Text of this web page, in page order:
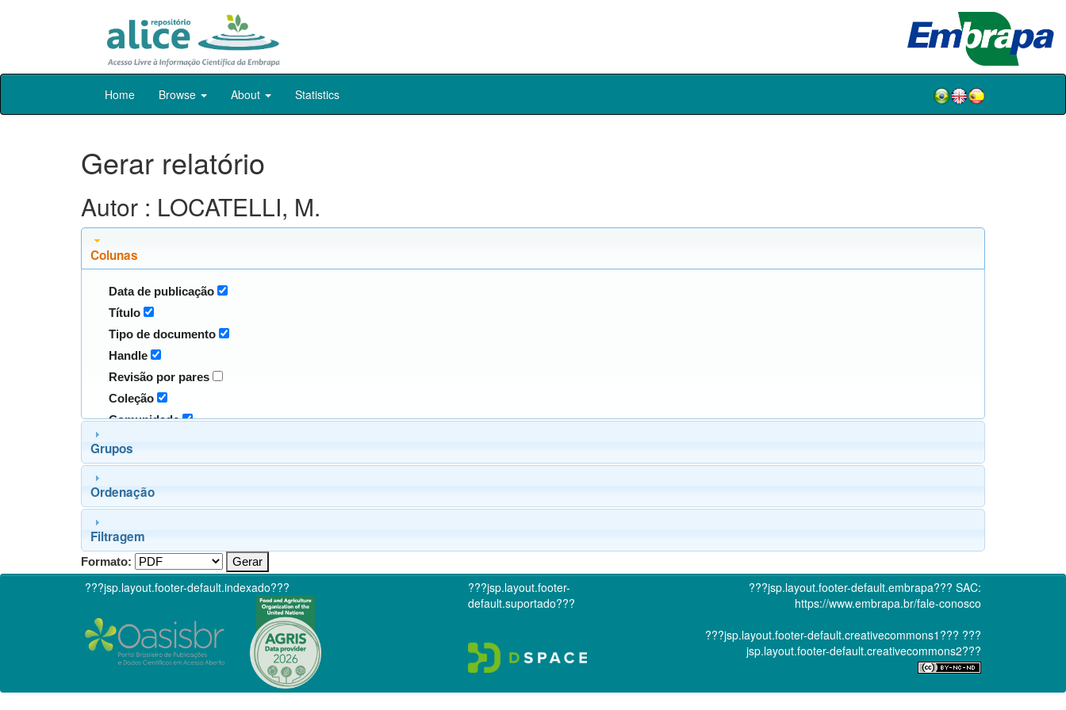
Skip
Home Browse About Statistics
Gerar relatório
Autor : LOCATELLI, M.
Colunas
Data de publicação
Título
Tipo de documento
Handle
Revisão por pares
Coleção
Comunidade
Grupos
Ordenação
Filtragem
Formato:
???jsp.layout.footer-default.indexado???
???jsp.layout.footer-
default.suportado???
???jsp.layout.footer-default.embrapa??? SAC:
https://www.embrapa.br/fale-conosco
???jsp.layout.footer-default.creativecommons1??? ???
jsp.layout.footer-default.creativecommons2???